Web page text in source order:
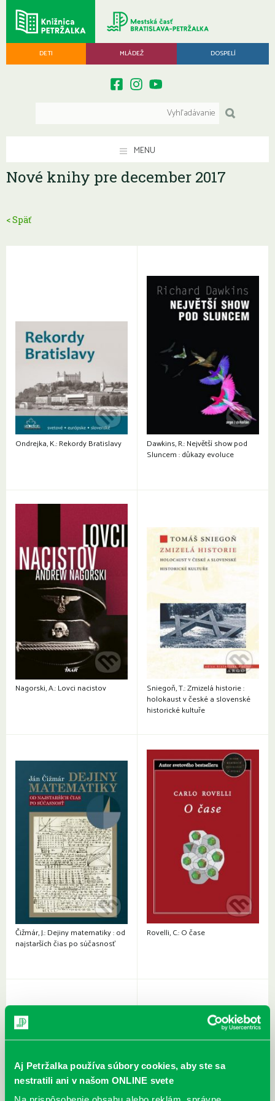
Aj Petržalka používa súbory cookies, aby ste sa
nestratili ani v našom ONLINE svete
DETI MLÁDEŽ DOSPELÍ
MENU
Nové knihy pre december 2017
< Späť
Ondrejka, K.: Rekordy Bratislavy
Dawkins, R.: Největší show pod
Sluncem : důkazy evoluce
Nagorski, A.: Lovci nacistov
Sniegoň, T.: Zmizelá historie :
holokaust v české a slovenské
historické kultuře
Čižmár, J.: Dejiny matematiky : od
najstarších čias po súčasnosť
Rovelli, C.: O čase